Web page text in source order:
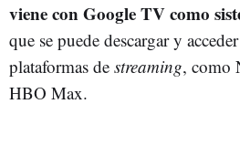
viene con Google TV como
que se puede descargar y
plataformas de streaming, como
HBO Max.